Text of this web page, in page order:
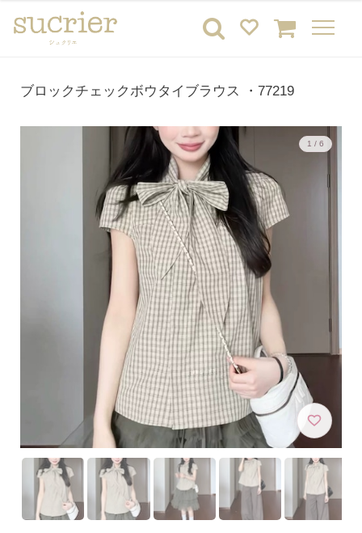
ブロックチェックボウタイブラウス ・77219
1 / 6